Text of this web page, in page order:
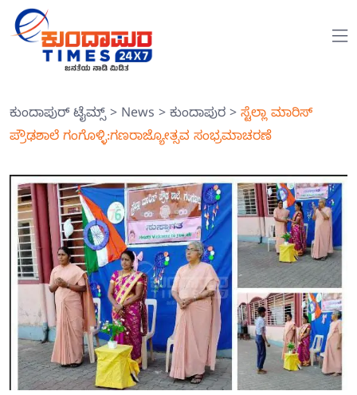
ಕುಂದಾಪುರ್ ಟೈಮ್ಸ್> News > ಕುಂದಾಪುರ > ಸ್ಟೆಲ್ಲಾ ಮಾರಿಸ್
ಪ್ರೌಢಶಾಲೆ ಗಂಗೊಳ್ಳಿ:ಗಣರಾಜ್ಯೋತ್ಸವ ಸಂಭ್ರಮಾಚರಣೆ